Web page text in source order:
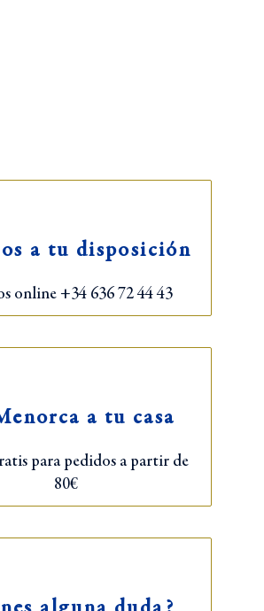
a tu disposición
online +34 636 72 44 43
a tu casa
para pedidos a partir de
80€